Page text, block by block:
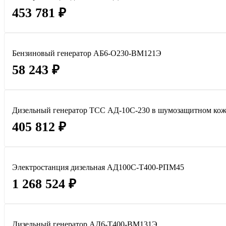
453 781 ₽
Бензиновый генератор АБ6-О230-ВМ121Э
58 243 ₽
Дизельный генератор ТСС АД-10С-230 в шумозащитном
405 812 ₽
Электростанция дизельная АД100С-Т400-РПМ45
1 268 524 ₽